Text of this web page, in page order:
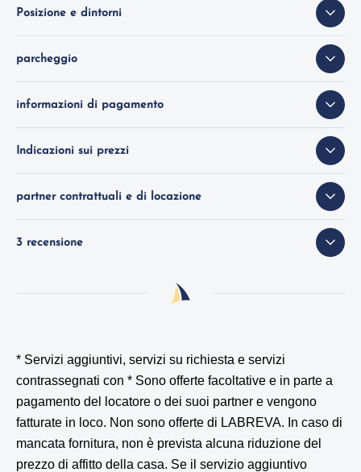
Posizione e dintorni
parcheggio
informazioni di pagamento
Indicazioni sui prezzi
partner contrattuali e di locazione
3 recensione
* Servizi aggiuntivi, servizi su richiesta e servizi
contrassegnati con * Sono offerte facoltative e in parte a
pagamento del locatore o dei suoi partner e vengono
fatturate in loco. Non sono offerte di LABREVA. In caso di
mancata fornitura, non è prevista alcuna riduzione del
prezzo di affitto della casa. Se il servizio aggiuntivo